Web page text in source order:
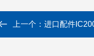
上一个： 进口配件